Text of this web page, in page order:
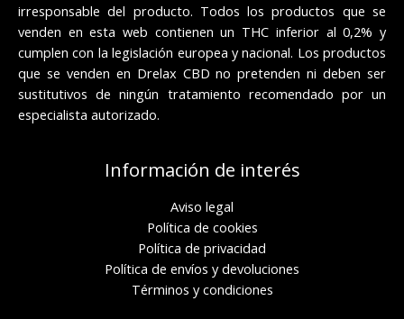
irresponsable del producto. Todos los productos que se
venden en esta web contienen un THC inferior al 0,2% y
cumplen con la legislación europea y nacional. Los productos
que se venden en Drelax CBD no pretenden ni deben ser
sustitutivos de ningún tratamiento recomendado por un
especialista autorizado.
Información de interés
Aviso legal
Política de cookies
Política de privacidad
Política de envíos y devoluciones
Términos y condiciones